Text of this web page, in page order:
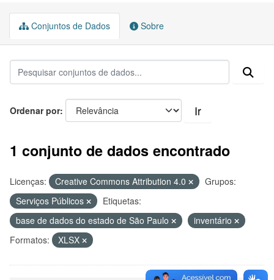
Conjuntos de Dados Sobre
Ordenar por Ir
1 conjunto de dados encontrado
Licenças: Creative Commons Attribution 4.0
Grupos:
Serviços Públicos
Etiquetas:
base de dados do estado de São Paulo
inventário
Formatos:
XLSX